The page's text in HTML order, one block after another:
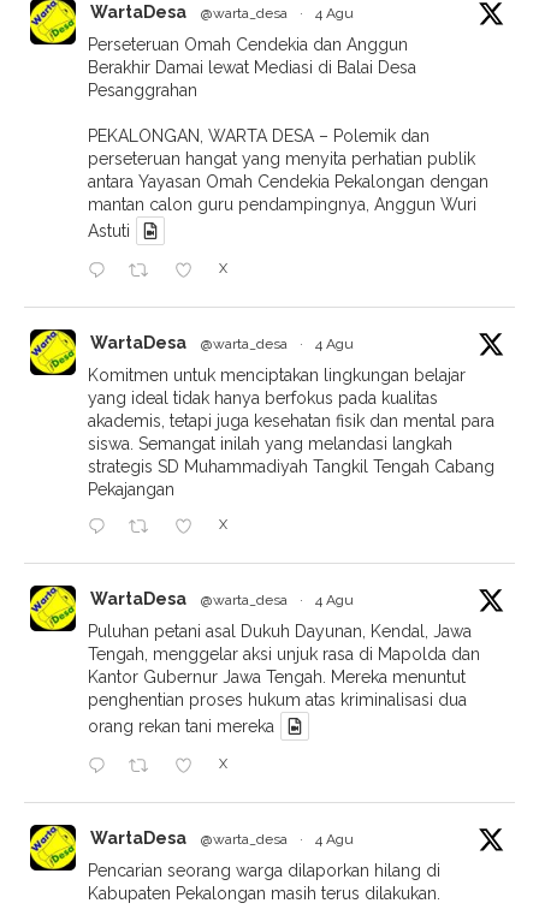
WartaDesa @warta_desa · 4 Agu
Perseteruan Omah Cendekia dan Anggun
Berakhir Damai lewat Mediasi di Balai Desa
Pesanggrahan
PEKALONGAN, WARTA DESA – Polemik dan
perseteruan hangat yang menyita perhatian publik
antara Yayasan Omah Cendekia Pekalongan dengan
mantan calon guru pendampingnya, Anggun Wuri
Astuti
X
WartaDesa @warta_desa · 4 Agu
Komitmen untuk menciptakan lingkungan belajar
yang ideal tidak hanya berfokus pada kualitas
akademis, tetapi juga kesehatan fisik dan mental para
siswa. Semangat inilah yang melandasi langkah
strategis SD Muhammadiyah Tangkil Tengah Cabang
Pekajangan
X
WartaDesa @warta_desa · 4 Agu
Puluhan petani asal Dukuh Dayunan, Kendal, Jawa
Tengah, menggelar aksi unjuk rasa di Mapolda dan
Kantor Gubernur Jawa Tengah. Mereka menuntut
penghentian proses hukum atas kriminalisasi dua
orang rekan tani mereka
X
WartaDesa @warta_desa · 4 Agu
Pencarian seorang warga dilaporkan hilang di
Kabupaten Pekalongan masih terus dilakukan.